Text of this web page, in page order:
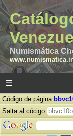
Numismática
☰
Código de página
Salta al código